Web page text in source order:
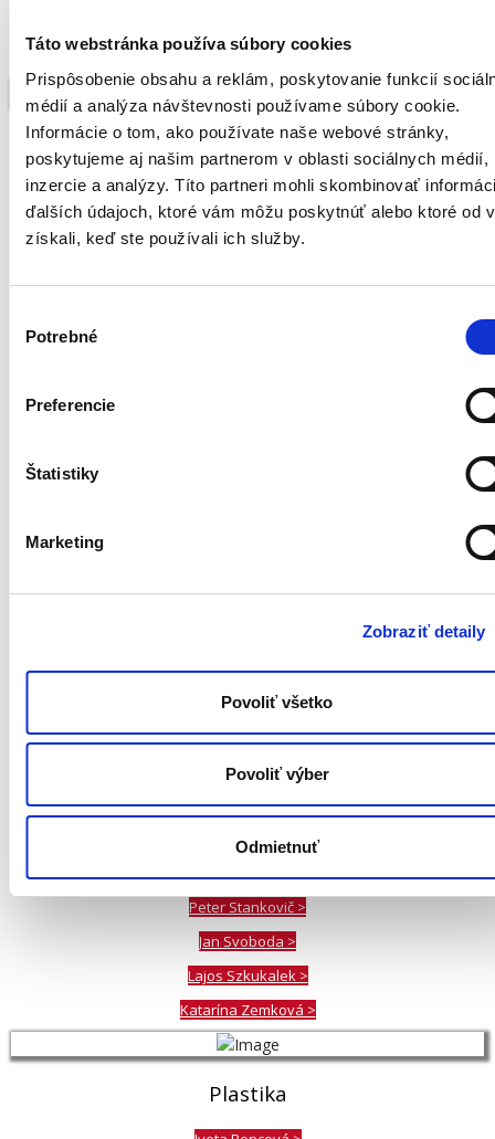
Táto webstránka používa súbory cookies
Prispôsobenie obsahu a reklám, poskytovanie funkcií
médií a analýza návštevnosti používame súbory cookie.
Informácie o tom, ako používate naše webové stránky,
poskytujeme aj našim partnerom v oblasti sociálnych médií,
inzercie a analýzy. Títo partneri mohli skombinovať
ďalších údajoch, ktoré vám môžu poskytnúť alebo ktoré od
získali, keď ste používali ich služby.
súhlasu
Potrebné
Preferencie
Štatistiky
Marketing
Zobraziť detaily
Povoliť všetko
Povoliť výber
Odmietnuť
Katarína Vavrová >
Maľba a kresba
Leo Bednárik >
Mykola Bodnar >
Cvetelin Cvetanov >
Roman Lazar >
MABE >
Suren Mesropyan >
Soňa Mrázová >
Marek Ormandík >
Robert Polansky >
László Pomothy >
Peter Stankovič >
Jan Svoboda >
Lajos Szkukalek >
Katarína Zemková >
Plastika